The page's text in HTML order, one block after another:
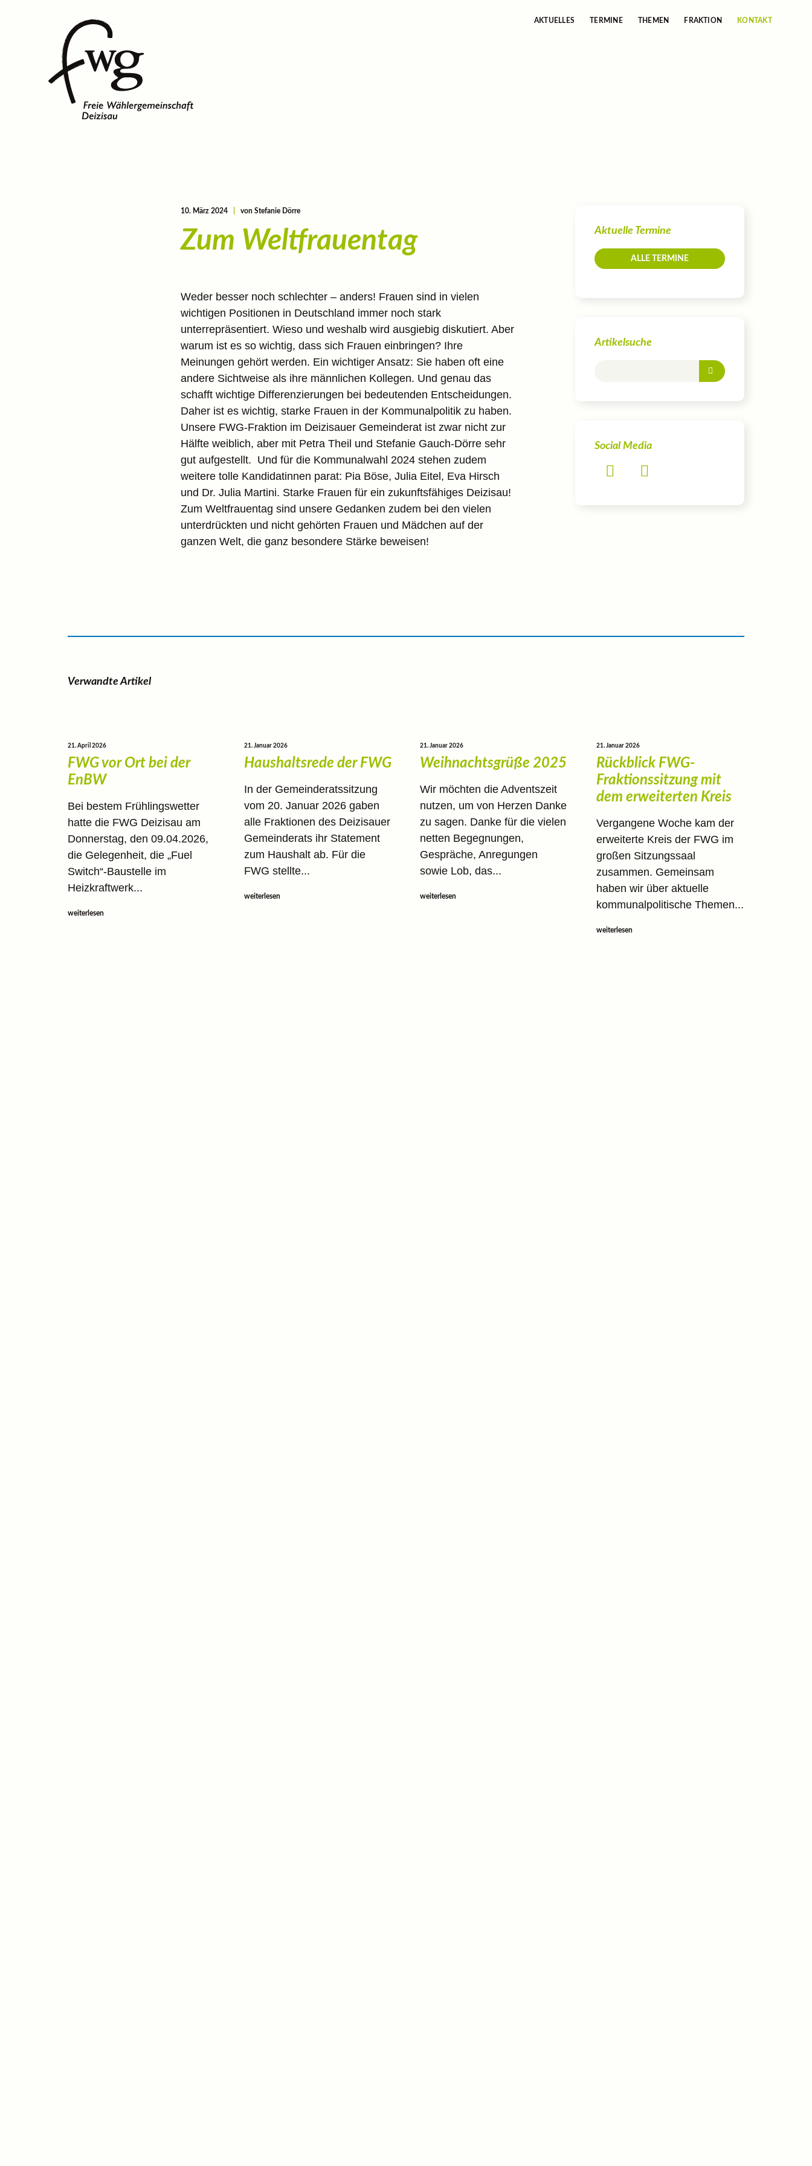
AKTUELLES TERMINE THEMEN FRAKTION KONTAKT
10. März 2024 von Stefanie Dörre
Zum Weltfrauentag
Weder besser noch schlechter – anders! Frauen sind in vielen
wichtigen Positionen in Deutschland immer noch stark
unterrepräsentiert. Wieso und weshalb wird ausgiebig diskutiert. Aber
warum ist es so wichtig, dass sich Frauen einbringen? Ihre
Meinungen gehört werden. Ein wichtiger Ansatz: Sie haben oft eine
andere Sichtweise als ihre männlichen Kollegen. Und genau das
schafft wichtige Differenzierungen bei bedeutenden Entscheidungen.
Daher ist es wichtig, starke Frauen in der Kommunalpolitik zu haben.
Unsere FWG-Fraktion im Deizisauer Gemeinderat ist zwar nicht zur
Hälfte weiblich, aber mit Petra Theil und Stefanie Gauch-Dörre sehr
gut aufgestellt. Und für die Kommunalwahl 2024 stehen zudem
weitere tolle Kandidatinnen parat: Pia Böse, Julia Eitel, Eva Hirsch
und Dr. Julia Martini. Starke Frauen für ein zukunftsfähiges Deizisau!
Zum Weltfrauentag sind unsere Gedanken zudem bei den vielen
unterdrückten und nicht gehörten Frauen und Mädchen auf der
ganzen Welt, die ganz besondere Stärke beweisen!
Aktuelle Termine
ALLE TERMINE
Artikelsuche
Social Media
Verwandte Artikel
21. April 2026
FWG vor Ort bei der
EnBW
Bei bestem Frühlingswetter
hatte die FWG Deizisau am
Donnerstag, den 09.04.2026,
die Gelegenheit, die „Fuel
Switch“-Baustelle im
Heizkraftwerk...
weiterlesen
21. Januar 2026
Haushaltsrede der FWG
In der Gemeinderatssitzung
vom 20. Januar 2026 gaben
alle Fraktionen des Deizisauer
Gemeinderats ihr Statement
zum Haushalt ab. Für die
FWG stellte...
weiterlesen
21. Januar 2026
Weihnachtsgrüße 2025
Wir möchten die Adventszeit
nutzen, um von Herzen Danke
zu sagen. Danke für die vielen
netten Begegnungen,
Gespräche, Anregungen
sowie Lob, das...
weiterlesen
21. Januar 2026
Rückblick FWG-
Fraktionssitzung mit
dem erweiterten Kreis
Vergangene Woche kam der
erweiterte Kreis der FWG im
großen Sitzungssaal
zusammen. Gemeinsam
haben wir über aktuelle
kommunalpolitische Themen...
weiterlesen